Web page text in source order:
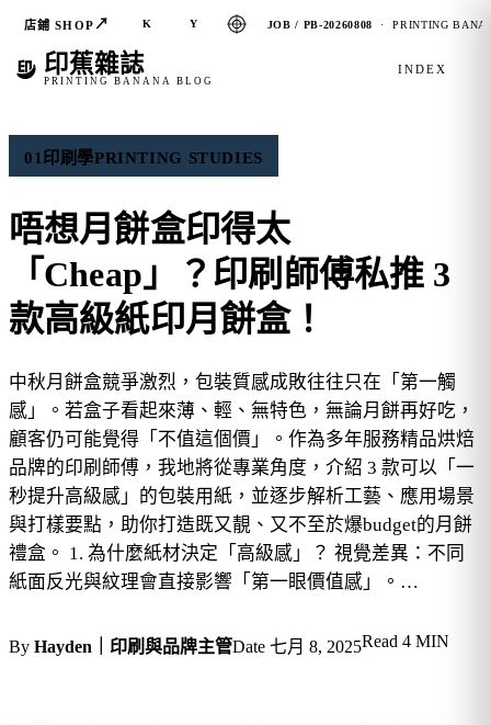
店鋪 SHOP ↗ K Y JOB / PB-20260808 · PRINTING
印蕉雜誌
PRINTING BANANA BLOG
INDEX
01 印刷學PRINTING STUDIES
唔想月餅盒印得太
「Cheap」？印刷師傅私推 3
款高級紙印月餅盒！
中秋月餅盒競爭激烈，包裝質感成敗往往只在「第一觸
感」。若盒子看起來薄、輕、無特色，無論月餅再好吃，
顧客仍可能覺得「不值這個價」。作為多年服務精品烘焙
品牌的印刷師傅，我地將從專業角度，介紹 3 款可以「一
秒提升高級感」的包裝用紙，並逐步解析工藝、應用場景
與打樣要點，助你打造既又靚、又不至於爆budget的月餅
禮盒。 1. 為什麼紙材決定「高級感」？ 視覺差異：不同
紙面反光與紋理會直接影響「第一眼價值感」。…
By Hayden｜印刷與品牌主管Date 七月 8, 2025Read 4 MIN